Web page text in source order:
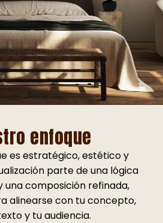
enfoque
es estratégico, estético y
parte de una lógica
una composición refinada,
alinearse con tu concepto,
y tu audiencia.